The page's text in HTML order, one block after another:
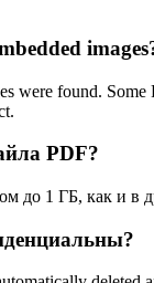
were found.
PDF?
до 1 ГБ, как и в